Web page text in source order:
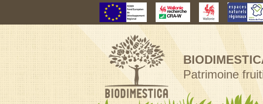
Patrimoine